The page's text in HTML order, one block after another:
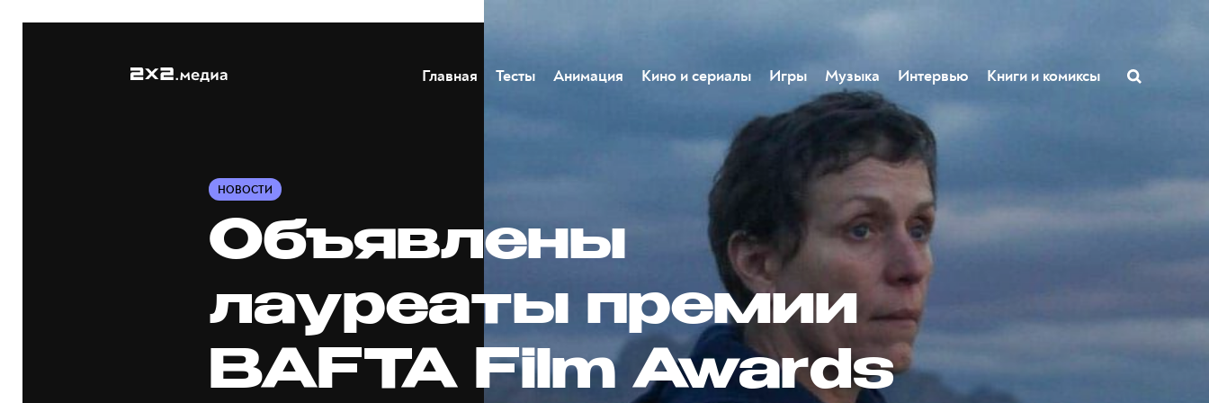
Главная Тесты Анимация Кино и сериалы Игры Музыка Интервью Книги и комиксы
НОВОСТИ
Объявлены
лауреаты премии
BAFTA Film Awards